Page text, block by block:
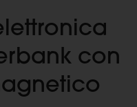
con